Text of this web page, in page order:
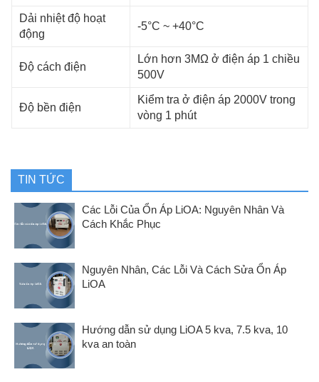
Dải nhiệt độ hoạt
động
-5°C ~ +40°C
Độ cách điện
Lớn hơn 3MΩ ở điện áp 1 chiều
500V
Độ bền điện
Kiểm tra ở điện áp 2000V trong
vòng 1 phút
TIN TỨC
Các Lỗi Của Ổn Áp LiOA: Nguyên Nhân Và
Cách Khắc Phục
Nguyên Nhân, Các Lỗi Và Cách Sửa Ổn Áp
LiOA
Hướng dẫn sử dụng LiOA 5 kva, 7.5 kva, 10
kva an toàn